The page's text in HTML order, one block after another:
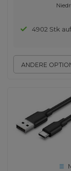
ANDERE
4902 Stk